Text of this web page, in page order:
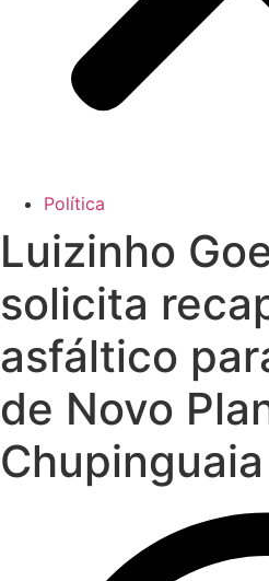
Política
Luizinho
solicita
asfáltico
de Novo
Chupinguaia